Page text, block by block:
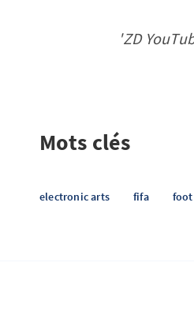
'ZD
Mots clés
electronic arts fifa foot